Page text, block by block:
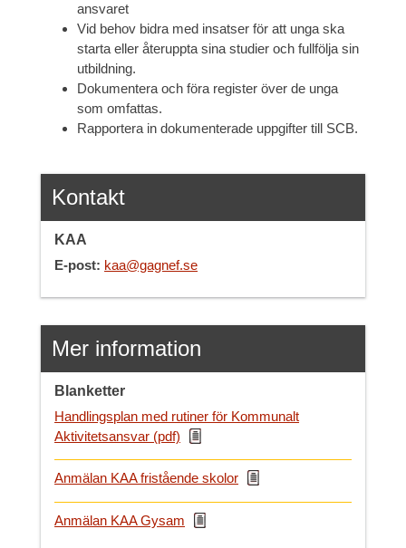
ansvaret
Vid behov bidra med insatser för att unga ska
starta eller återuppta sina studier och fullfölja sin
utbildning.
Dokumentera och föra register över de unga
som omfattas.
Rapportera in dokumenterade uppgifter till SCB.
Kontakt
KAA
E-post: kaa@gagnef.se
Mer information
Blanketter
Handlingsplan med rutiner för Kommunalt
Aktivitetsansvar (pdf)
Anmälan KAA fristående skolor
Anmälan KAA Gysam